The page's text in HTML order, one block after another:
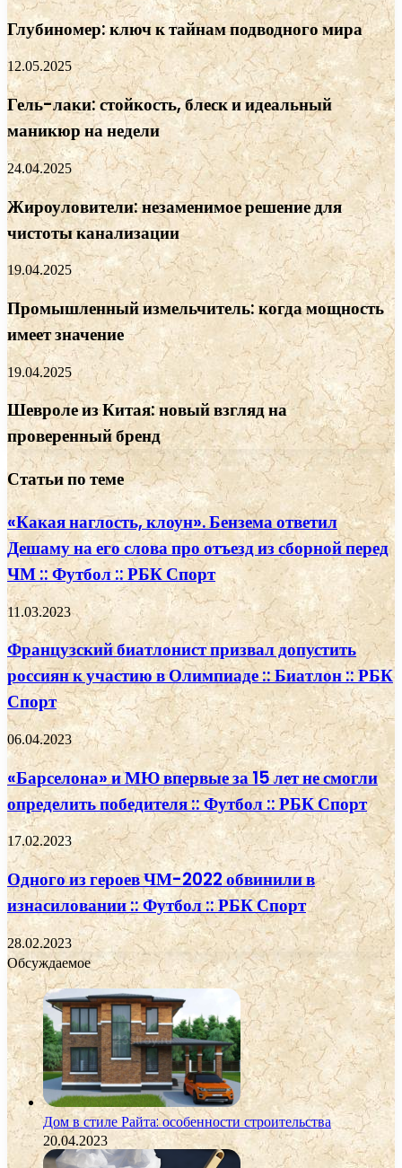
Глубиномер: ключ к тайнам подводного мира
12.05.2025
Гель-лаки: стойкость, блеск и идеальный
маникюр на недели
24.04.2025
Жироуловители: незаменимое решение для
чистоты канализации
19.04.2025
Промышленный измельчитель: когда мощность
имеет значение
19.04.2025
Шевроле из Китая: новый взгляд на
проверенный бренд
Статьи по теме
«Какая наглость, клоун». Бензема ответил
Дешаму на его слова про отъезд из сборной перед
ЧМ :: Футбол :: РБК Спорт
11.03.2023
Французский биатлонист призвал допустить
россиян к участию в Олимпиаде :: Биатлон :: РБК
Спорт
06.04.2023
«Барселона» и МЮ впервые за 15 лет не смогли
определить победителя :: Футбол :: РБК Спорт
17.02.2023
Одного из героев ЧМ-2022 обвинили в
изнасиловании :: Футбол :: РБК Спорт
28.02.2023
Обсуждаемое
Дом в стиле Райта: особенности строительства
20.04.2023